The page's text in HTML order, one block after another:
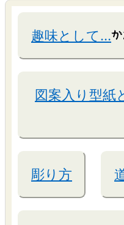
趣味として…
図案入り型紙
彫り方